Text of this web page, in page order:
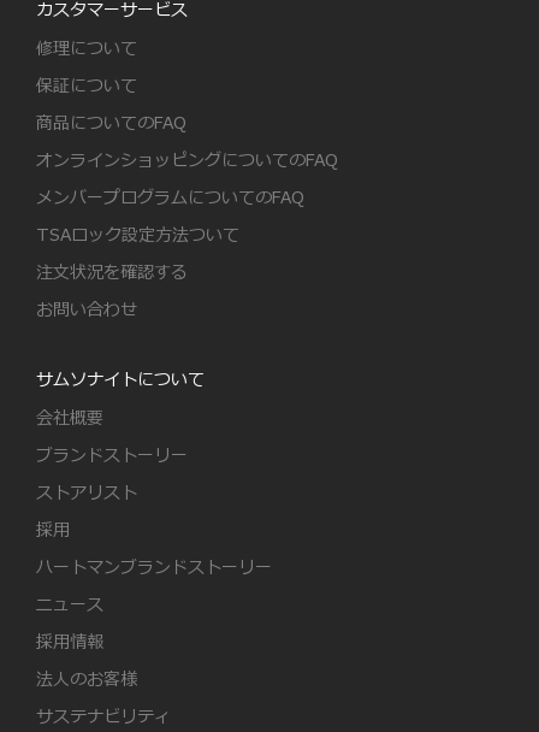
カスタマーサービス
修理について
保証について
商品についてのFAQ
オンラインショッピングについてのFAQ
メンバープログラムについてのFAQ
TSAロック設定方法ついて
注文状況を確認する
お問い合わせ
サムソナイトについて
会社概要
ブランドストーリー
ストアリスト
採用
ハートマンブランドストーリー
ニュース
採用情報
法人のお客様
サステナビリティ